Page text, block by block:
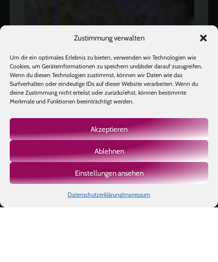
Zustimmung verwalten
Um dir ein optimales Erlebnis zu bieten, verwenden wir Technologien wie
Cookies, um Geräteinformationen zu speichern und/oder darauf zuzugreifen.
Wenn du diesen Technologien zustimmst, können wir Daten wie das
Surfverhalten oder eindeutige IDs auf dieser Website verarbeiten. Wenn du
deine Zustimmung nicht erteilst oder zurückziehst, können bestimmte
Merkmale und Funktionen beeinträchtigt werden.
Akzeptieren
Ablehnen
Einstellungen ansehen
DatenschutzerklärungImpressum
Auf Instagram folgen